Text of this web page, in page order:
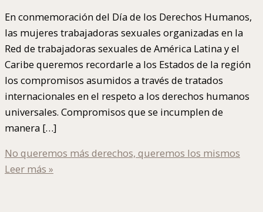
En conmemoración del Día de los Derechos Humanos,
las mujeres trabajadoras sexuales organizadas en la
Red de trabajadoras sexuales de América Latina y el
Caribe queremos recordarle a los Estados de la región
los compromisos asumidos a través de tratados
internacionales en el respeto a los derechos humanos
universales. Compromisos que se incumplen de
manera […]
No queremos más derechos, queremos los mismos
Leer más »